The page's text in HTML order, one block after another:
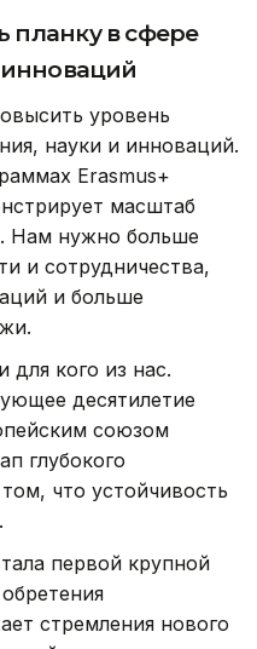
планку в сфере
уровень
науки и инноваций.
Erasmus+
масштаб
Нам нужно больше
и сотрудничества,
и больше
для кого из нас.
десятилетие
союзом
глубокого
что устойчивость
первой крупной
стремления нового